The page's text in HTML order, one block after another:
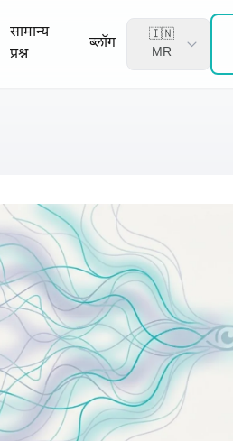
सामान्य
प्रश्न
ब्लॉग
🇮🇳
MR